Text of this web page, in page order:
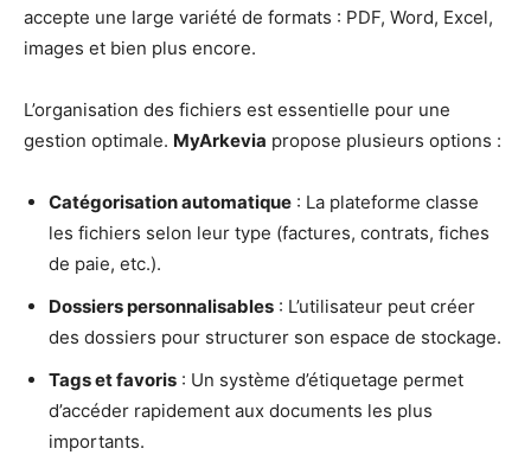
accepte une large variété de formats : PDF, Word, Excel,
images et bien plus encore.
L’organisation des fichiers est essentielle pour une
gestion optimale. MyArkevia propose plusieurs options :
Catégorisation automatique : La plateforme classe
les fichiers selon leur type (factures, contrats, fiches
de paie, etc.).
Dossiers personnalisables : L’utilisateur peut créer
des dossiers pour structurer son espace de stockage.
Tags et favoris : Un système d’étiquetage permet
d’accéder rapidement aux documents les plus
importants.